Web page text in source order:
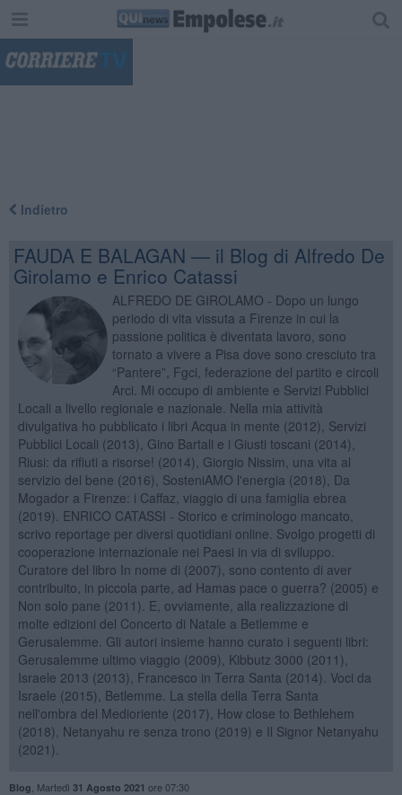
Indietro
FAUDA E BALAGAN — il Blog di Alfredo De
Girolamo e Enrico Catassi
ALFREDO DE GIROLAMO - Dopo un lungo
periodo di vita vissuta a Firenze in cui la
passione politica è diventata lavoro, sono
tornato a vivere a Pisa dove sono cresciuto tra
“Pantere”, Fgci, federazione del partito e circoli
Arci. Mi occupo di ambiente e Servizi Pubblici
Locali a livello regionale e nazionale. Nella mia attività
divulgativa ho pubblicato i libri Acqua in mente (2012), Servizi
Pubblici Locali (2013), Gino Bartali e i Giusti toscani (2014),
Riusi: da rifiuti a risorse! (2014), Giorgio Nissim, una vita al
servizio del bene (2016), SosteniAMO l'energia (2018), Da
Mogador a Firenze: i Caffaz, viaggio di una famiglia ebrea
(2019). ENRICO CATASSI - Storico e criminologo mancato,
scrivo reportage per diversi quotidiani online. Svolgo progetti di
cooperazione internazionale nei Paesi in via di sviluppo.
Curatore del libro In nome di (2007), sono contento di aver
contribuito, in piccola parte, ad Hamas pace o guerra? (2005) e
Non solo pane (2011). E, ovviamente, alla realizzazione di
molte edizioni del Concerto di Natale a Betlemme e
Gerusalemme. Gli autori insieme hanno curato i seguenti libri:
Gerusalemme ultimo viaggio (2009), Kibbutz 3000 (2011),
Israele 2013 (2013), Francesco in Terra Santa (2014). Voci da
Israele (2015), Betlemme. La stella della Terra Santa
nell'ombra del Medioriente (2017), How close to Bethlehem
(2018), Netanyahu re senza trono (2019) e Il Signor Netanyahu
(2021).
Blog Martedì 31 Agosto 2021 ore 07:30